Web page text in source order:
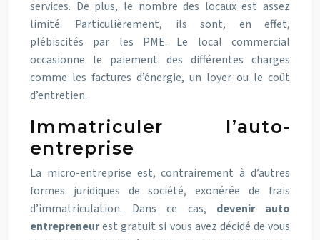
services. De plus, le nombre des locaux est assez
limité. Particulièrement, ils sont, en effet,
plébiscités par les PME. Le local commercial
occasionne le paiement des différentes charges
comme les factures d’énergie, un loyer ou le coût
d’entretien.
Immatriculer l’auto-
entreprise
La micro-entreprise est, contrairement à d’autres
formes juridiques de société, exonérée de frais
d’immatriculation. Dans ce cas, devenir auto
entrepreneurest gratuit si vous avez décidé de vous